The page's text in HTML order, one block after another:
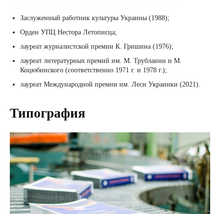
Заслуженный работник культуры Украины (1988);
Орден УПЦ Нестора Летописца;
лауреат журналистской премии К. Гришина (1976);
лауреат литературных премий им. М. Трублаини и М.
Коцюбинского (соответственно 1971 г. и 1978 г.);
лауреат Международной премии им. Леси Украинки (2021).
Типография